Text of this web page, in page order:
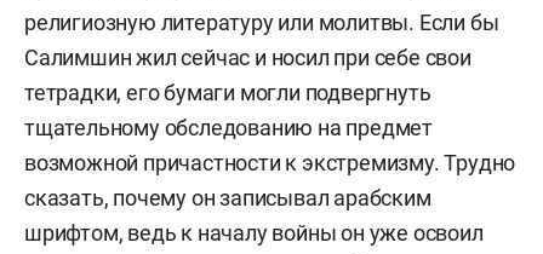
религиозную литературу или молитвы. Если бы
Салимшин жил сейчас и носил при себе свои
тетрадки, его бумаги могли подвергнуть
тщательному обследованию на предмет
возможной причастности к экстремизму. Трудно
сказать, почему он записывал арабским
шрифтом, ведь к началу войны он уже освоил